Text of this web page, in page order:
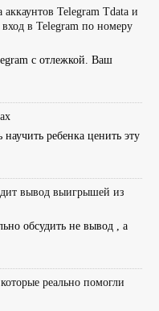
Telegram Tdata и
в Telegram по номеру
с отлежкой. Ваш
ребенка ценить эту
вывод выигрышей из
обсудить не вывод , а
реально помогли